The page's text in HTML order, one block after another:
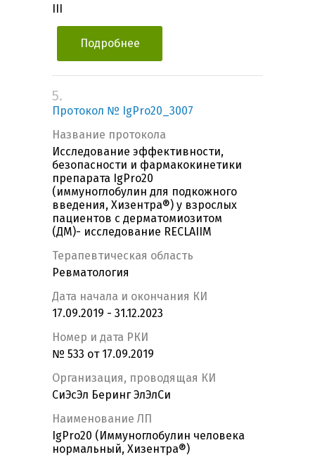
Подробнее
5.
Протокол № IgPro20_3007
Название протокола
Исследование эффективности,
безопасности и фармакокинетики
препарата IgPro20
(иммуноглобулин для подкожного
введения, Хизентра®) у взрослых
пациентов с дерматомиозитом
(ДМ)- исследование RECLAIIM
Терапевтическая область
Ревматология
Дата начала и окончания КИ
17.09.2019 - 31.12.2023
Номер и дата РКИ
№ 533 от 17.09.2019
Организация, проводящая КИ
СиЭсЭл Беринг ЭлЭлСи
Наименование ЛП
IgPro20 (Иммуноглобулин человека
нормальный, Хизентра®)